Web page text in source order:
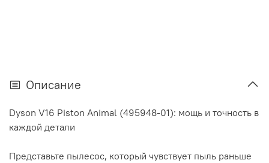
Описание
Dyson V16 Piston Animal (495948-01): мощь и точность в
каждой детали
Представьте пылесос, который чувствует пыль раньше